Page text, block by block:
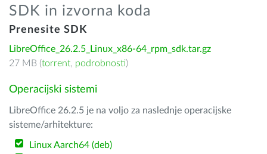
SDK in izvorna koda
Prenesite SDK
LibreOffice_26.2.5_Linux_x86-64_rpm_sdk.tar.gz
27 MB (torrent, podrobnosti)
Operacijski sistemi
LibreOffice 26.2.5 je na voljo za naslednje operacijske
sisteme/arhitekture:
Linux Aarch64 (deb)